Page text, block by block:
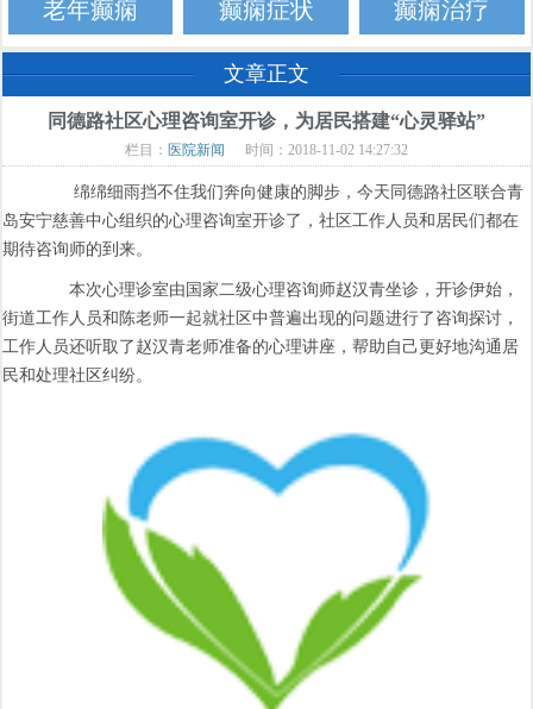
老年癫痫 癫痫症状 癫痫治疗
文章正文
同德路社区心理咨询室开诊，为居民搭建“心灵驿站”
栏目： 医院新闻 时间：2018-11-02 14:27:32
绵绵细雨挡不住我们奔向健康的脚步，今天同德路社区联合青
岛安宁慈善中心组织的心理咨询室开诊了，社区工作人员和居民们都在
期待咨询师的到来。
本次心理诊室由国家二级心理咨询师赵汉青坐诊，开诊伊始，
街道工作人员和陈老师一起就社区中普遍出现的问题进行了咨询探讨，
工作人员还听取了赵汉青老师准备的心理讲座，帮助自己更好地沟通居
民和处理社区纠纷。